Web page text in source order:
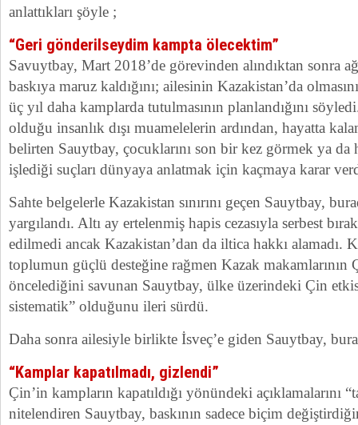
anlattıkları şöyle ;
“Geri gönderilseydim kampta ölecektim”
Savuytbay, Mart 2018’de görevinden alındıktan sonra
baskıya maruz kaldığını; ailesinin Kazakistan’da
üç yıl daha kamplarda tutulmasının planlandığını
olduğu insanlık dışı muamelelerin ardından, hayatta
belirten Sauytbay, çocuklarını son bir kez görmek ya da
işlediği suçları dünyaya anlatmak için kaçmaya karar
Sahte belgelerle Kazakistan sınırını geçen Sauytbay,
yargılandı. Altı ay ertelenmiş hapis cezasıyla serbest
edilmedi ancak Kazakistan’dan da iltica hakkı alamadı.
toplumun güçlü desteğine rağmen Kazak makamlarının
öncelediğini savunan Sauytbay, ülke üzerindeki Çin
sistematik” olduğunu ileri sürdü.
Daha sonra ailesiyle birlikte İsveç’e giden Sauytbay,
“Kamplar kapatılmadı, gizlendi”
Çin’in kampların kapatıldığı yönündeki açıklamalarını
nitelendiren Sauytbay, baskının sadece biçim